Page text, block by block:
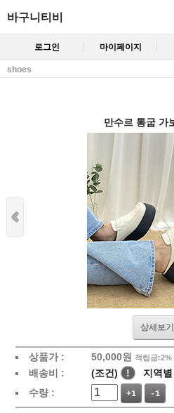
바구니티비
로그인 마이페이지
shoes
만수르 통굽 가
상세보기
상품가 : 50,000원 적립금:2%
배송비 : (조건) ! 지역별
수량 :
+1 -1